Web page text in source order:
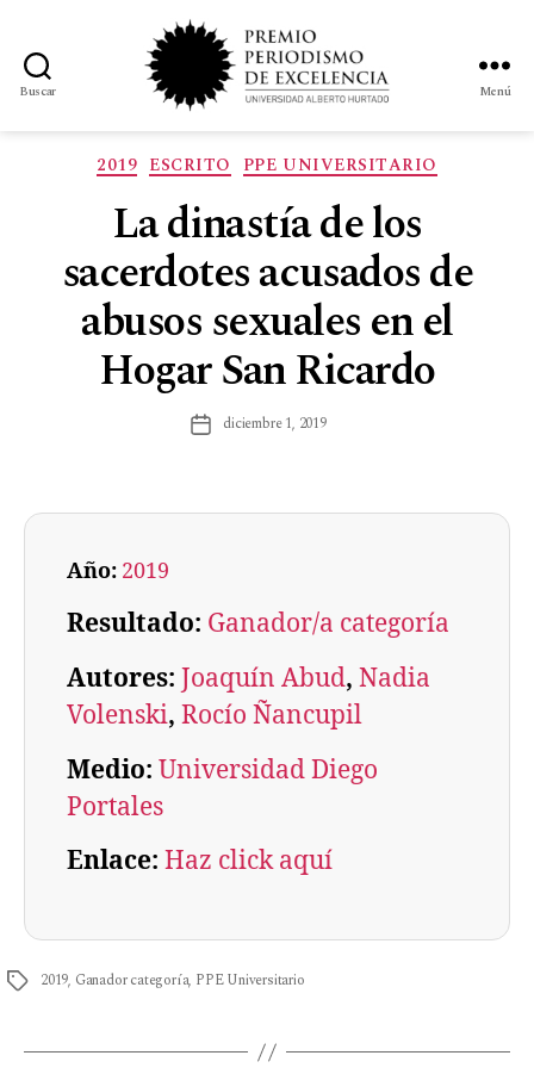
Buscar Menú
2019 ESCRITO PPE UNIVERSITARIO
La dinastía de los
sacerdotes acusados de
abusos sexuales en el
Hogar San Ricardo
diciembre 1, 2019
Año: 2019
Resultado: Ganador/a categoría
Autores: Joaquín Abud, Nadia
Volenski, Rocío Ñancupil
Medio: Universidad Diego
Portales
Enlace: Haz click aquí
2019, Ganador categoría, PPE Universitario